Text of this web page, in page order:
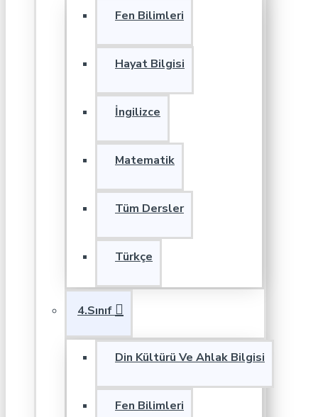
Fen Bilimleri
Hayat Bilgisi
İngilizce
Matematik
Tüm Dersler
Türkçe
4.Sınıf
Din Kültürü Ve Ahlak Bilgisi
Fen Bilimleri